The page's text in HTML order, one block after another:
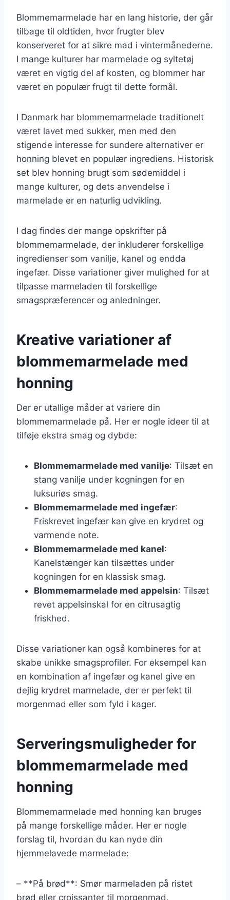
Blommemarmelade har en lang historie, der går
tilbage til oldtiden, hvor frugter blev
konserveret for at sikre mad i vintermånederne.
I mange kulturer har marmelade og syltetøj
været en vigtig del af kosten, og blommer har
været en populær frugt til dette formål.
I Danmark har blommemarmelade traditionelt
været lavet med sukker, men med den
stigende interesse for sundere alternativer er
honning blevet en populær ingrediens. Historisk
set blev honning brugt som sødemiddel i
mange kulturer, og dets anvendelse i
marmelade er en naturlig udvikling.
I dag findes der mange opskrifter på
blommemarmelade, der inkluderer forskellige
ingredienser som vanilje, kanel og endda
ingefær. Disse variationer giver mulighed for at
tilpasse marmeladen til forskellige
smagspræferencer og anledninger.
Kreative variationer af
blommemarmelade med
honning
Der er utallige måder at variere din
blommemarmelade på. Her er nogle ideer til at
tilføje ekstra smag og dybde:
Blommemarmelade med vanilje: Tilsæt en
stang vanilje under kogningen for en
luksuriøs smag.
Blommemarmelade med ingefær:
Friskrevet ingefær kan give en krydret og
varmende note.
Blommemarmelade med kanel:
Kanelstænger kan tilsættes under
kogningen for en klassisk smag.
Blommemarmelade med appelsin: Tilsæt
revet appelsinskal for en citrusagtig
friskhed.
Disse variationer kan også kombineres for at
skabe unikke smagsprofiler. For eksempel kan
en kombination af ingefær og kanel give en
dejlig krydret marmelade, der er perfekt til
morgenmad eller som fyld i kager.
Serveringsmuligheder for
blommemarmelade med
honning
Blommemarmelade med honning kan bruges
på mange forskellige måder. Her er nogle
forslag til, hvordan du kan nyde din
hjemmelavede marmelade:
– **På brød**: Smør marmeladen på ristet
brød eller croissanter til morgenmad.